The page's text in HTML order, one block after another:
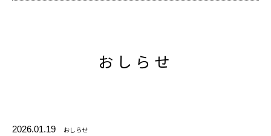
おしらせ
2026.01.19 おしらせ